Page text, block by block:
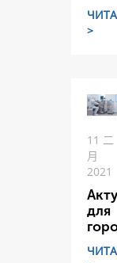
>
11 二
月
2021
для